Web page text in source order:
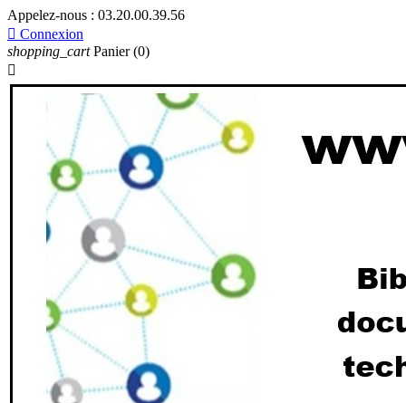
Appelez-nous : 03.20.00.39.56
 Connexion
shopping_cart Panier (0)
